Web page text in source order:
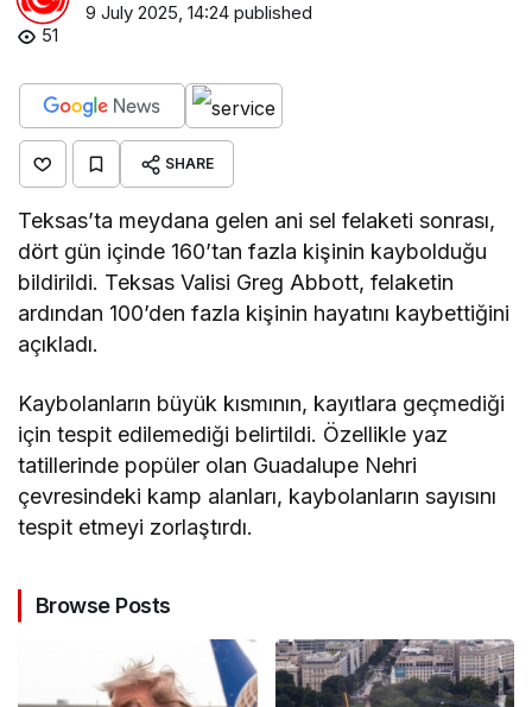
9 July 2025, 14:24 published
51
SHARE
Teksas’ta meydana gelen ani sel felaketi sonrası,
dört gün içinde 160’tan fazla kişinin kaybolduğu
bildirildi. Teksas Valisi Greg Abbott, felaketin
ardından 100’den fazla kişinin hayatını kaybettiğini
açıkladı.
Kaybolanların büyük kısmının, kayıtlara geçmediği
için tespit edilemediği belirtildi. Özellikle yaz
tatillerinde popüler olan Guadalupe Nehri
çevresindeki kamp alanları, kaybolanların sayısını
tespit etmeyi zorlaştırdı.
Browse Posts